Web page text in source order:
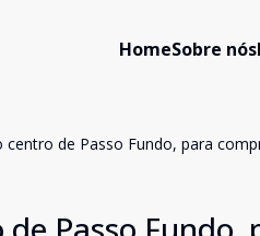
HomeSobre nós
centro de Passo Fundo, para